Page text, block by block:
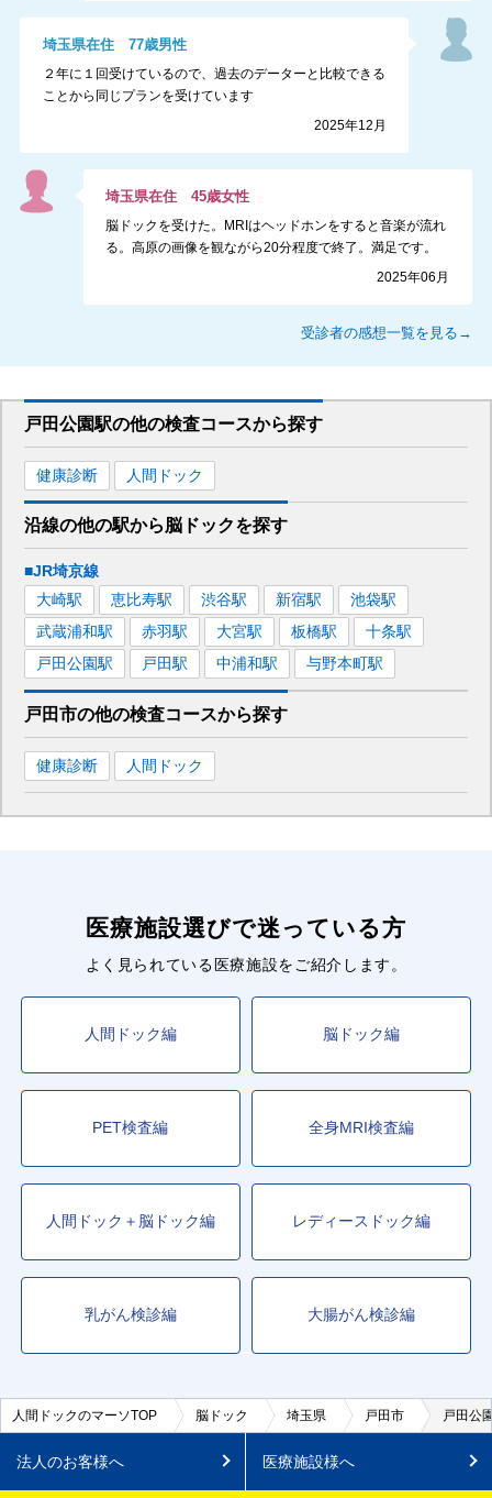
埼玉県在住 77歳男性
２年に１回受けているので、過去のデーターと比較できる
ことから同じプランを受けています
2025年12月
埼玉県在住45歳女性
脳ドックを受けた。MRIはヘッドホンをすると音楽が流れ
る。高原の画像を観ながら20分程度で終了。満足です。
2025年06月
受診者の感想一覧を見る→
戸田公園駅の他の検査コースから探す
健康診断 人間ドック
沿線の他の駅から脳ドックを探す
■JR埼京線
大崎駅 恵比寿駅 渋谷駅 新宿駅 池袋駅
武蔵浦和駅 赤羽駅 大宮駅 板橋駅 十条駅
戸田公園駅 戸田駅 中浦和駅 与野本町駅
戸田市の他の検査コースから探す
健康診断 人間ドック
医療施設選びで迷っている方
よく見られている医療施設をご紹介します。
人間ドック編 脳ドック編
PET検査編 全身MRI検査編
人間ドック＋脳ドック編 レディースドック編
乳がん検診編 大腸がん検診編
人間ドックのマーソTOP 脳ドック 埼玉県 戸田市 戸田公
法人のお客様へ 医療施設様へ